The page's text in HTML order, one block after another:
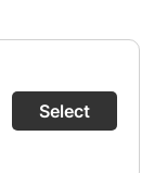
Select